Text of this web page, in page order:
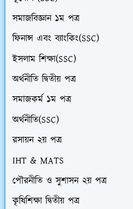
সমাজবিজ্ঞান ১ম পত্র
ফিনান্স এবং ব্যাংকিং(SSC)
ইসলাম শিক্ষা(SSC)
অর্থনীতি দ্বিতীয় পত্র
সমাজকর্ম ১ম পত্র
অর্থনীতি(SSC)
রসায়ন ২য় পত্র
IHT & MATS
পৌরনীতি ও সুশাসন ২য় পত্র
কৃষিশিক্ষা দ্বিতীয় পত্র